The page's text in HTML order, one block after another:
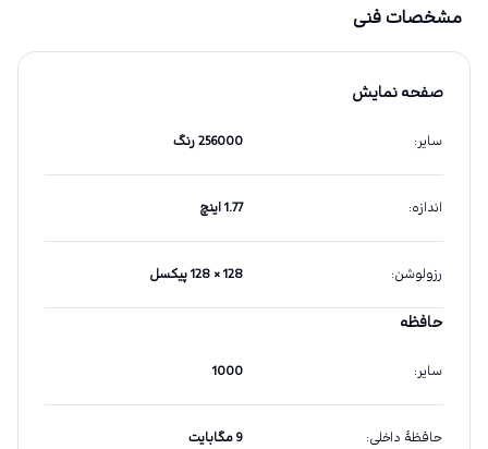
مشخصات فنی
صفحه نمایش
سایر: 256000 رنگ
اندازه: 1.77 اینچ
رزولوشن: 128 × 128 پیکسل
حافظه
سایر:
1000
حافظهٔ داخلی: 9 مگابایت